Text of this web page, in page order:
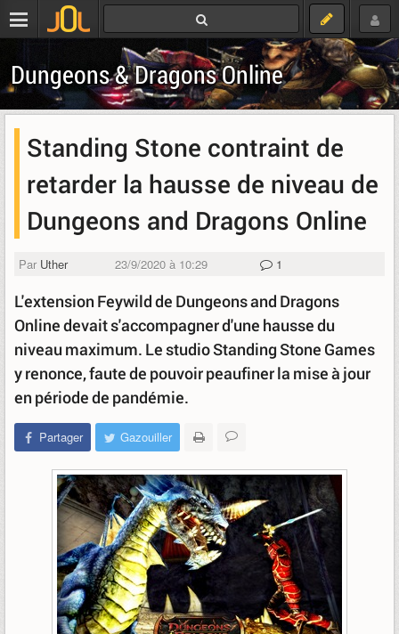
Dungeons & Dragons Online
Standing Stone contraint de
retarder la hausse de niveau de
Dungeons and Dragons Online
Par Uther 23/9/2020 à 10:29 1
L'extension Feywild de Dungeons and Dragons
Online devait s'accompagner d'une hausse du
niveau maximum. Le studio Standing Stone Games
y renonce, faute de pouvoir peaufiner la mise à jour
en période de pandémie.
Partager Gazouiller